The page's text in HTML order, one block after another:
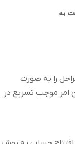
به
را به صورت
امر موجب تسریع در